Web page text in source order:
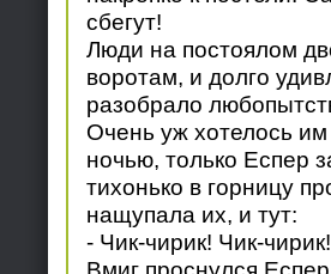
сбегут!
Люди на постоялом
воротам, и долго
разобрало
Очень уж хотелось
ночью, только Еспер
тихонько в горницу
нащупала их, и тут:
- Чик-чирик! Чик-